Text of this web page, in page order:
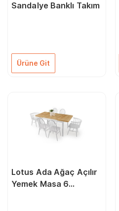
Sandalye Banklı Takım
Ürüne Git
Lotus Ada Ağaç Açılır
Yemek Masa 6